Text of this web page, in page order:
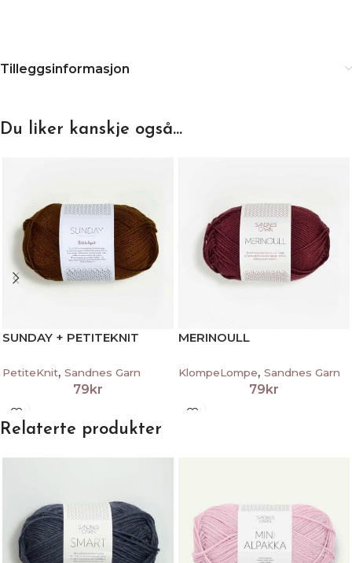
Tilleggsinformasjon
Du liker kanskje også…
SUNDAY + PETITEKNIT
PetiteKnit, Sandnes Garn
79 kr
MERINOULL
KlompeLompe, Sandnes Garn
79 kr
Relaterte produkter